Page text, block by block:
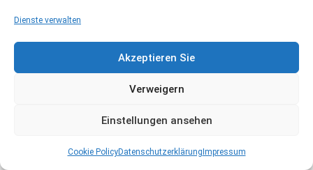
Dienste verwalten
Akzeptieren Sie
Verweigern
Einstellungen ansehen
Cookie PolicyDatenschutzerklärung Impressum